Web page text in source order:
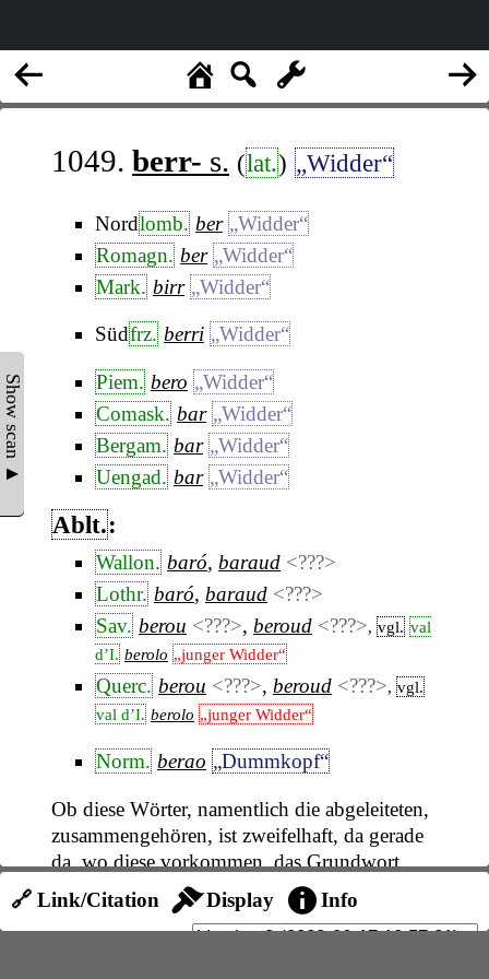
Show scan ▲
1049. berr- s. (lat.) „Widder“
Nordlomb. ber „Widder“
Romagn. ber „Widder“
Mark. birr „Widder“
Südfrz. berri „Widder“
Piem. bero „Widder“
Comask. bar „Widder“
Bergam. bar „Widder“
Uengad. bar „Widder“
Ablt.:
Wallon. baró, baraud <???>
Lothr. baró, baraud <???>
Sav. berou <???>, beroud <???>, vgl. val
d’I. berolo „junger Widder“
Querc. berou <???>, beroud <???>, vgl.
val d’I. berolo „junger Widder“
Norm. berao „Dummkopf“
Ob diese Wörter, namentlich die abgeleiteten,
zusammengehören, ist zweifelhaft, da gerade
da, wo diese vorkommen, das Grundwort
fehlt, so daß die Anknüpfung an den
Beroul Marchot, Zs., 18, 431namentlich
🔗 Link/Citation Display Info